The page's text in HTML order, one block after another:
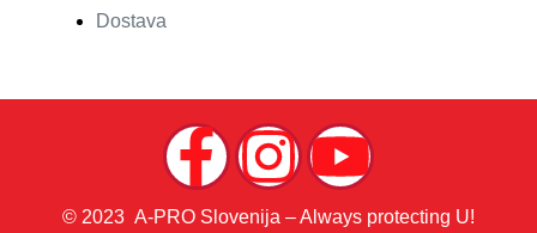
Dostava
© 2023 A-PRO Slovenija – Always protecting U!